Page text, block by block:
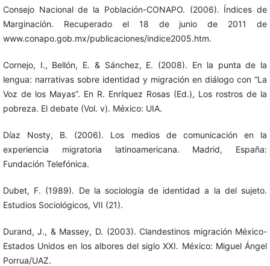
Consejo Nacional de la Población-CONAPO. (2006). Índices de
Marginación. Recuperado el 18 de junio de 2011 de
www.conapo.gob.mx/publicaciones/indice2005.htm.
Cornejo, I., Bellón, E. & Sánchez, E. (2008). En la punta de la
lengua: narrativas sobre identidad y migración en diálogo con “La
Voz de los Mayas”. En R. Enríquez Rosas (Ed.), Los rostros de la
pobreza. El debate (Vol. v). México: UIA.
Díaz Nosty, B. (2006). Los medios de comunicación en la
experiencia migratoria latinoamericana. Madrid, España:
Fundación Telefónica.
Dubet, F. (1989). De la sociología de identidad a la del sujeto.
Estudios Sociológicos, VII (21).
Durand, J., & Massey, D. (2003). Clandestinos migración México-
Estados Unidos en los albores del siglo XXI. México: Miguel Ángel
Porrua/UAZ.